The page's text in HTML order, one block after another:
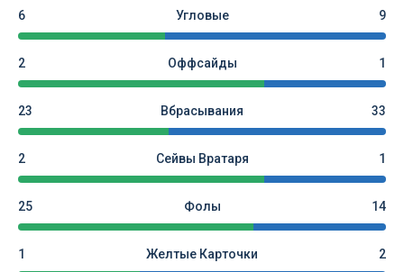
6 Угловые 9
2 Оффсайды 1
23 Вбрасывания 33
2 Сейвы Вратаря 1
25 Фолы 14
1 Желтые Карточки 2